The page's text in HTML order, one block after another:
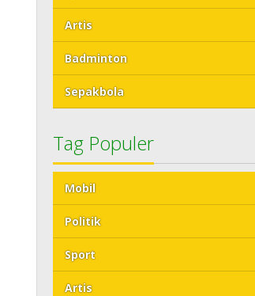
Artis
Badminton
Sepakbola
Tag Populer
Mobil
Politik
Sport
Artis